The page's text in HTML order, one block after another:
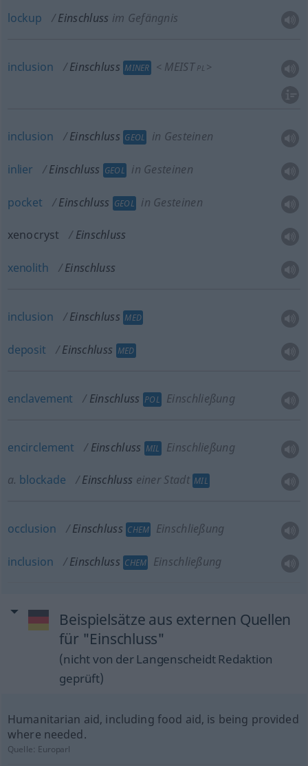
lockup Einschluss im Gefängnis
inclusion Einschluss MINER < MEIST PL >
inclusion Einschluss GEOL in Gesteinen
inlier Einschluss GEOL in Gesteinen
pocket Einschluss GEOL in Gesteinen
xenocryst Einschluss
xenolith Einschluss
inclusion Einschluss MED
deposit Einschluss MED
enclavement Einschluss POL Einschließung
encirclement Einschluss MIL Einschließung
a. blockade Einschluss einer Stadt MIL
occlusion Einschluss CHEM Einschließung
inclusion Einschluss CHEM Einschließung
Beispielsätze aus externen Quellen
für "Einschluss"
(nicht von der Langenscheidt Redaktion
geprüft)
Humanitarian aid, including food aid, is being provided
where needed.
Quelle: Europarl